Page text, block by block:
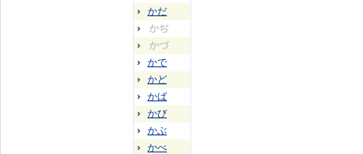
かだ
かぢ
かづ
かで
かど
かば
かび
かぶ
かべ